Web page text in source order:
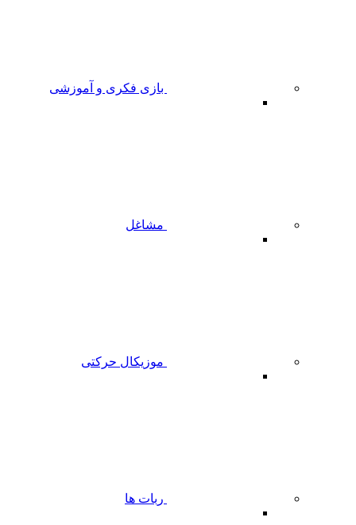
بازی فکری و آموزشی
مشاغل
موزیکال حرکتی
ربات ها